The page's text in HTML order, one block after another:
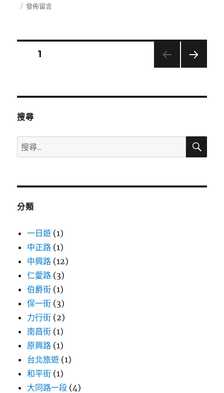
佈 在
發佈留言
分
頁次1
搜尋
搜
尋
鍵
搜
分類
一日遊 (1)
中正路 (1)
中興路 (12)
仁愛路 (3)
伯爵街 (1)
保一街 (3)
力行街 (2)
南昌街 (1)
原興路 (1)
台北旅遊 (1)
和平街 (1)
大同路一段 (4)